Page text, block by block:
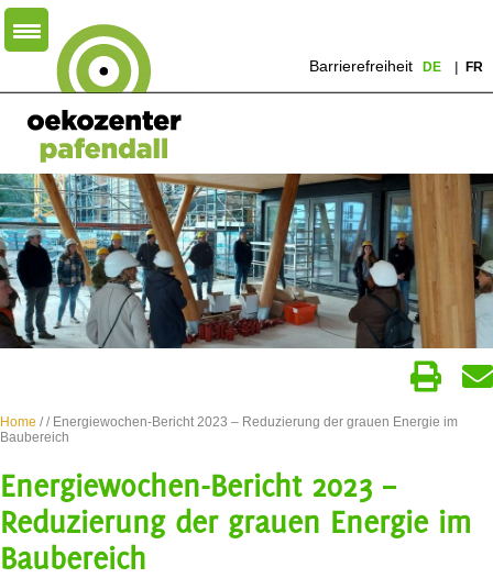
Barrierefreiheit DE FR
Home // Energiewochen-Bericht 2023 – Reduzierung der grauen Energie im
Baubereich
Energiewochen-Bericht 2023 –
Reduzierung der grauen Energie im
Baubereich